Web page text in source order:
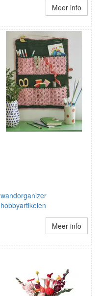
Meer info
wandorganizer
hobbyartikelen
Meer info